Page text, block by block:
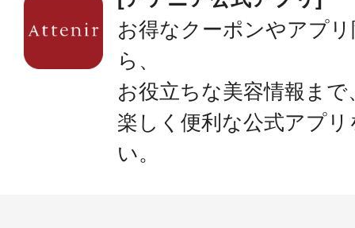
お得なクーポンやアプ
ら、
お役立ちな美容情報まで
楽しく便利な公式アプ
い。